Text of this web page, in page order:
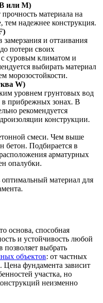
или М)
прочность материала на
надежнее конструкция.
замерзания и оттаивания
потери своих
с суровым климатом и
выбирать материал
морозостойкости.
W)
уровнем грунтовых вод
в прибрежных зонах. В
рекомендуется
конструкции.
смеси. Чем выше
бетон. Подбирается в
арматурных
опалубки.
материал для
основа, способная
и устойчивость любой
позволяет выбрать
объектов: от частных
фундамента зависит
участка, но
неизменно